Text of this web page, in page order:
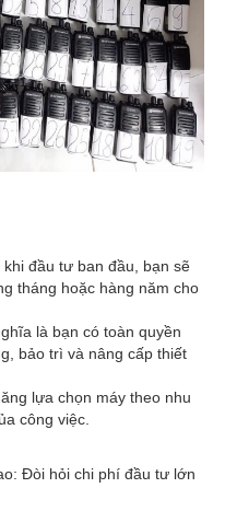
đầu tư ban đầu, bạn sẽ
tháng hoặc hàng năm cho
là bạn có toàn quyền
bảo trì và nâng cấp thiết
lựa chọn máy theo nhu
công việc.
Đòi hỏi chi phí đầu tư lớn